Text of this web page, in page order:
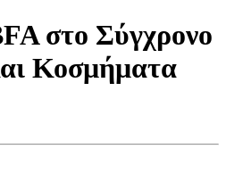
στο Σύγχρονο
Κοσμήματα